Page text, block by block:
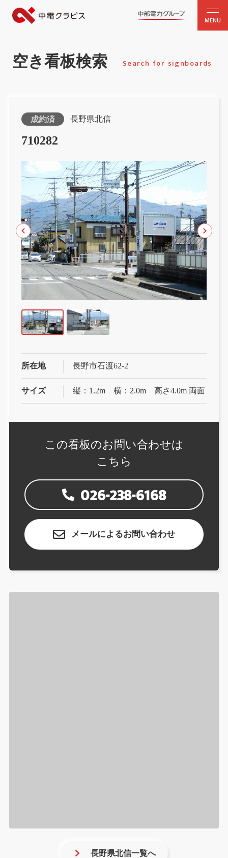
MENU
空き看板検索 Search for signboards
成約済 長野県北信
710282
所在地 長野市石渡62-2
サイズ 縦：1.2m 横：2.0m 高さ4.0m 両面
この看板のお問い合わせは
こちら
026-238-6168
メールによるお問い合わせ
長野県北信一覧へ